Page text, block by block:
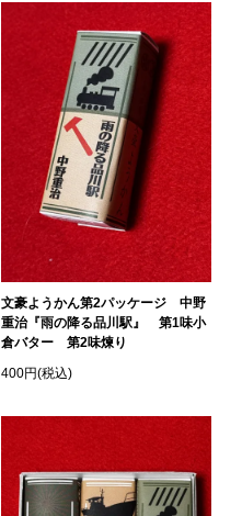
文豪ようかん第2パッケージ 中野
重治『雨の降る品川駅』 第1味小
倉バター 第2味煉り
400円(税込)